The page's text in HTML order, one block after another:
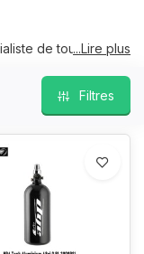
de tous vos
pour toutes vos
l'entretien, les
...Lire plus
Filtres